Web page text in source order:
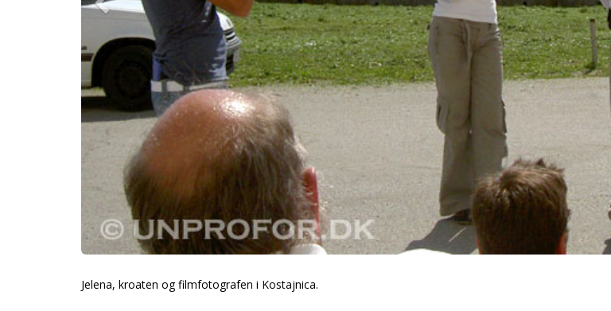
Jelena, kroaten og filmfotografen i Kostajnica.